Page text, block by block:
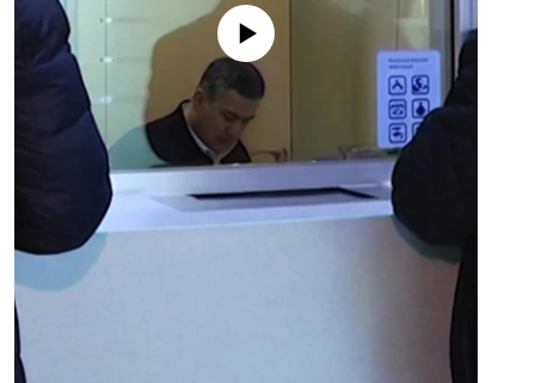
No media source currently available